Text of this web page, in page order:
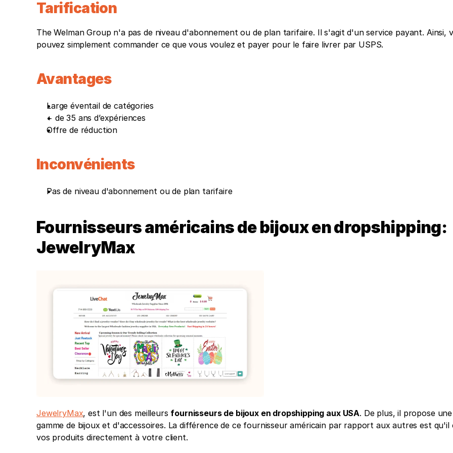
Tarification
The Welman Group n'a pas de niveau d'abonnement ou de plan tarifaire. Il s'agit d'un service payant. Ainsi,
pouvez simplement commander ce que vous voulez et payer pour le faire livrer par USPS.
Avantages
Large éventail de catégories
+ de 35 ans d’expériences
Offre de réduction
Inconvénients
Pas de niveau d'abonnement ou de plan tarifaire
Fournisseurs américains de bijoux en dropshipping:
JewelryMax
JewelryMax, est l'un des meilleurs fournisseurs de bijoux en dropshipping aux USA. De plus, il propose
gamme de bijoux et d'accessoires. La différence de ce fournisseur américain par rapport aux autres est qu'il
vos produits directement à votre client.